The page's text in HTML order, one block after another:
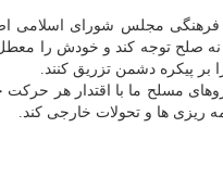
مجلس شورای اسلامی
صلح توجه کند و خودش را معطل
بر پیکره دشمن تزریق کنند.
مسلح ما با اقتدار هر
ریزی ها و تحولات خارجی کند.